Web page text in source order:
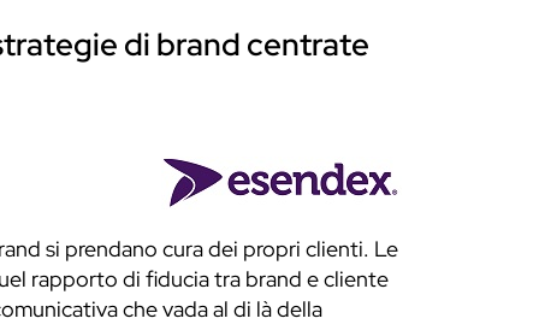
di brand centrate
si prendano cura dei propri clienti. Le
rapporto di fiducia tra brand e cliente
che vada al di là della